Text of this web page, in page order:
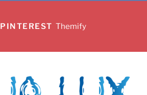
PINTEREST Themify